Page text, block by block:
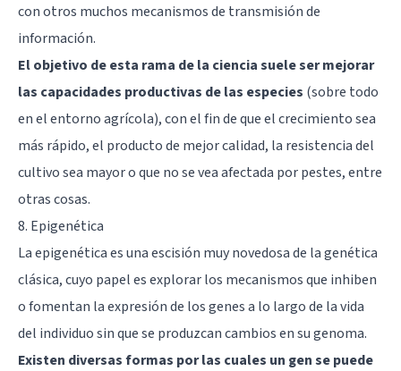
con otros muchos mecanismos de transmisión de
información.
El objetivo de esta rama de la ciencia suele ser mejorar
las capacidades productivas de las especies (sobre todo
en el entorno agrícola), con el fin de que el crecimiento sea
más rápido, el producto de mejor calidad, la resistencia del
cultivo sea mayor o que no se vea afectada por pestes, entre
otras cosas.
8. Epigenética
Laepigenéticaes una escisión muy novedosa de la genética
clásica, cuyo papel es explorar los mecanismos que inhiben
o fomentan la expresión de los genes a lo largo de la vida
del individuo sin que se produzcan cambios en su genoma.
Existen diversas formas por las cuales un gen se puede